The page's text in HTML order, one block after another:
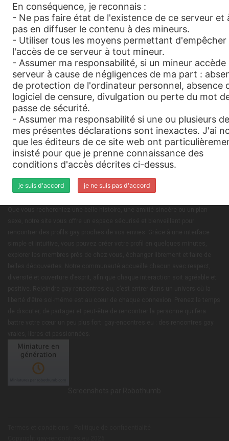
Beur92 Vient de s'inscrire. Dis bonjour !
12 Jan., 2026
Plus
News. Remarques Nous contacter Mentions légales
Bienvenue sur gay-encontres.eu, le site de rencontres dédié aux
et sans jugement.
En conséquence, je reconnais :
- Ne pas faire état de l'existence de ce serveur et
pas en diffuser le contenu à des mineurs.
- Utiliser tous les moyens permettant d'empêcher
l'accès de ce serveur à tout mineur.
- Assumer ma responsabilité, si un mineur accède
serveur à cause de négligences de ma part :
de protection de l'ordinateur personnel, absence
logiciel de censure, divulgation ou perte du mot
passe de sécurité.
- Assumer ma responsabilité si une ou plusieurs de
mes présentes déclarations sont inexactes. J'ai
que les éditeurs de ce site web ont
insisté pour que je prenne connaissance des
conditions d'accès décrites ci-dessus.
je suis d'accord je ne suis pas d'accord